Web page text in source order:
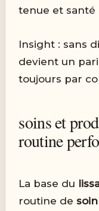
tenue et santé
Insight : sans
devient un
toujours par
soins et
routine
La base du
routine de